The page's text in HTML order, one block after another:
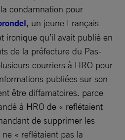
condamnation pour
, un jeune Français
ironique qu’il avait publié en
de la préfecture du Pas-
courriers à HRO pour
publiées sur son
être diffamatoires. parce
à HRO de « reflétaient
de supprimer les
« reflétaient pas la